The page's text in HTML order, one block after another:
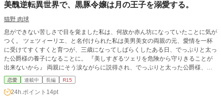
美醜逆転異世界で、黒豚令嬢は月の王子を溺愛する。
猫野 肉球
息ができない苦しさで目を覚ました私は、何故か赤ん坊になっていたことに気が
つく。 ツェツィーリエ、と名付けられた私は美男美女の両親の元、愛情を一杯
に受けてすくすくと育つが、三歳になってしばらくしたある日、でっぷりと太っ
た公爵様の養子になることに。 『美しすぎるツェリを危険から守りきることが
出来ないから』 両親にそう涙ながらに説得され、でっぷりと太った公爵様、フ
ィリップス様のお屋敷に行き、そこで自分の姿を鏡で初めて見て、崩れ落ちた。
鏡の中には、前世で『白豚』と呼ばれ続けた懐かしい姿があったからだ。 え？
この姿が美少女？豚は最上級の褒め言葉？ 美醜が逆転した世界で、前世の価値
恋愛 連載中 長編 R15
24h.ポイント 14pt